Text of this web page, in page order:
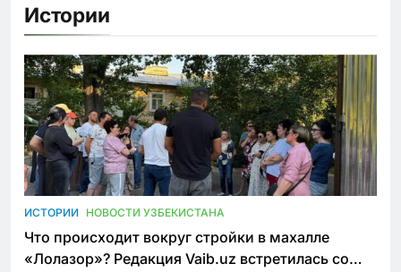
Истории
ИСТОРИИ НОВОСТИ УЗБЕКИСТАНА
Что происходит вокруг стройки в махалле
«Лолазор»? Редакция Vaib.uz встретилась со